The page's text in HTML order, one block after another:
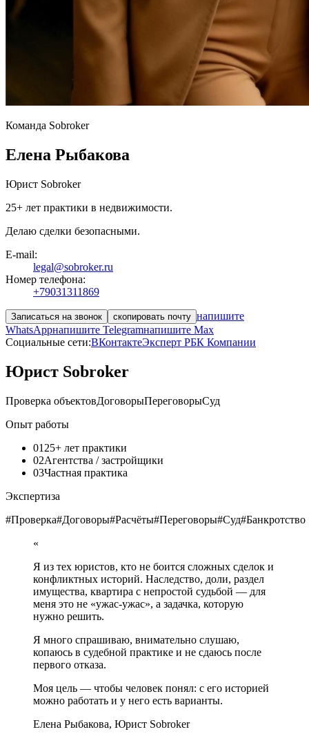
Команда Sobroker
Елена Рыбакова
Юрист Sobroker
25+ лет практики в недвижимости.
Делаю сделки безопасными.
E-mail:
legal@sobroker.ru
Номер телефона:
+79031311869
Записаться на звонок скопировать почту напишите
WhatsAppнапишите Telegramнапишите Max
Социальные сети:ВКонтактеЭксперт РБК Компании
Юрист Sobroker
Проверка объектовДоговорыПереговорыСуд
Опыт работы
01 25+ лет практики
02Агентства / застройщики
03Частная практика
Экспертиза
#Проверка#Договоры#Расчёты#Переговоры#Суд#Банкротство
«
Я из тех юристов, кто не боится сложных сделок и
конфликтных историй. Наследство, доли, раздел
имущества, квартира с непростой судьбой — для
меня это не «ужас-ужас», а задачка, которую
нужно решить.
Я много спрашиваю, внимательно слушаю,
копаюсь в судебной практике и не сдаюсь после
первого отказа.
Моя цель — чтобы человек понял: с его историей
можно работать и у него есть варианты.
Елена Рыбакова, Юрист Sobroker